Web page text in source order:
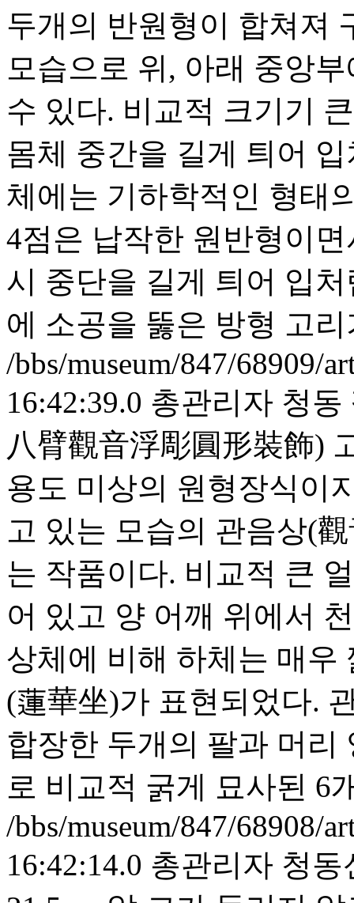
두개의 반원형이 합쳐져
모습으로 위, 아래 중앙
수 있다. 비교적 크기기
몸체 중간을 길게 틔어
체에는 기하학적인 형태
4점은 납작한 원반형이
시 중단을 길게 틔어 입
에 소공을 뚫은 방형 고
/bbs/museum/847/68909/
16:42:39.0 총관리자 청동
八臂觀音浮彫圓形裝飾)
용도 미상의 원형장식이
고 있는 모습의 관음상(
는 작품이다. 비교적 큰
어 있고 양 어깨 위에서
상체에 비해 하체는 매우
(蓮華坐)가 표현되었다.
합장한 두개의 팔과 머리
로 비교적 굵게 묘사된 6
/bbs/museum/847/68908/
16:42:14.0 총관리자 청동